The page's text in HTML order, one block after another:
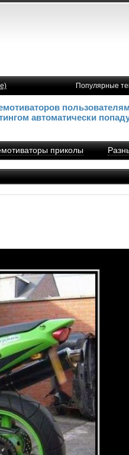
Популярные
автоматически
приколы